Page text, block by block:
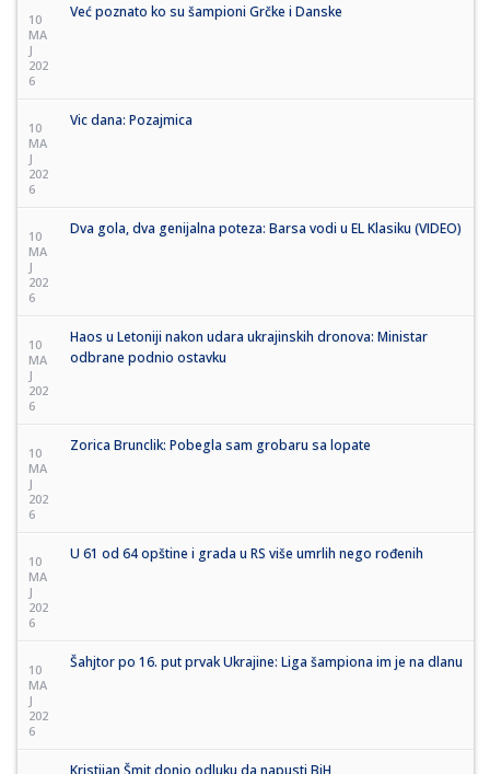
10
MA
J
202
6
Već poznato ko su šampioni Grčke i Danske
10
MA
J
202
6
Vic dana: Pozajmica
10
MA
J
202
6
Dva gola, dva genijalna poteza: Barsa vodi u EL Klasiku (VIDEO)
10
MA
J
202
6
Haos u Letoniji nakon udara ukrajinskih dronova: Ministar
odbrane podnio ostavku
10
MA
J
202
6
Zorica Brunclik: Pobegla sam grobaru sa lopate
10
MA
J
202
6
U 61 od 64 opštine i grada u RS više umrlih nego rođenih
10
MA
J
202
6
Šahjtor po 16. put prvak Ukrajine: Liga šampiona im je na dlanu
Kristijan Šmit donio odluku da napusti BiH